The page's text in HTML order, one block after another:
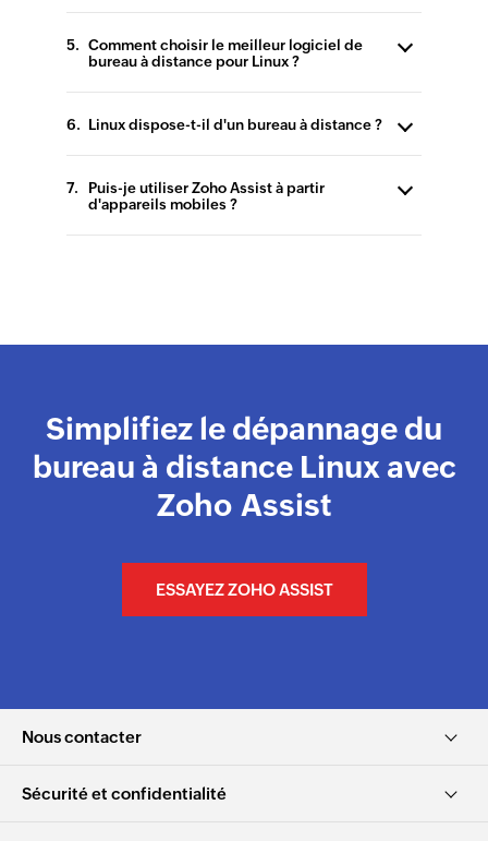
Comment choisir le meilleur logiciel de
bureau à distance pour Linux ?
Linux dispose-t-il d'un bureau à distance ?
Puis-je utiliser Zoho Assist à partir
d'appareils mobiles ?
Simplifiez le dépannage du
bureau à distance Linux avec
Zoho Assist
ESSAYEZ ZOHO ASSIST
Nous contacter
Sécurité et confidentialité